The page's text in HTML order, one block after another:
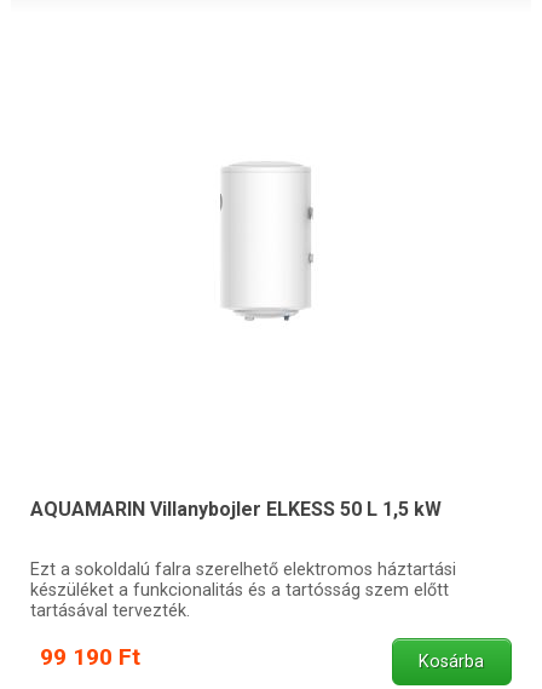
AQUAMARIN Villanybojler ELKESS 50 L 1,5 kW
Ezt a sokoldalú falra szerelhető elektromos háztartási
készüléket a funkcionalitás és a tartósság szem előtt
tartásával tervezték.
99 190 Ft Kosárba